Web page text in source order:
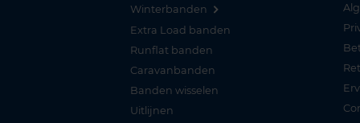
Winterbanden
Extra Load banden
Runflat banden
Caravanbanden
Banden wisselen
Uitlijnen